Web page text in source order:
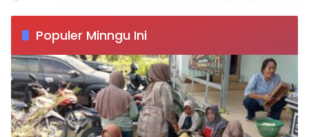
Populer Minngu Ini